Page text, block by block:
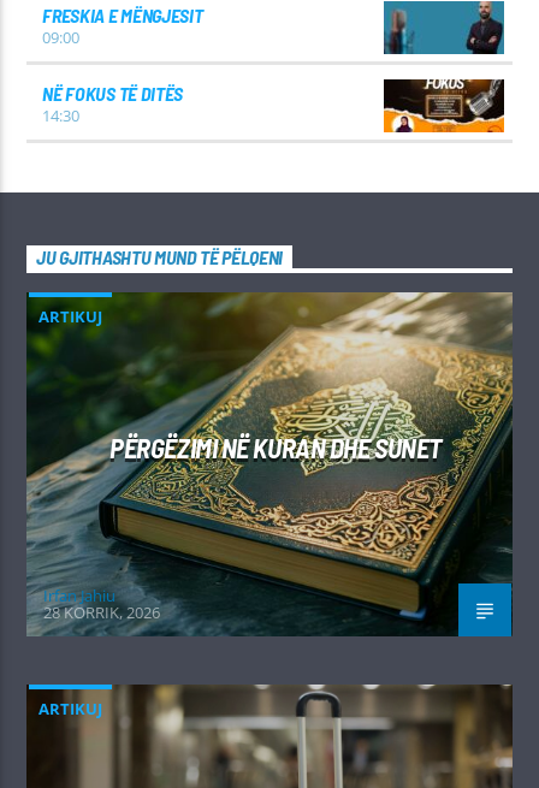
FRESKIA E MËNGJESIT
09:00
NË FOKUS TË DITËS
14:30
JU GJITHASHTU MUND TË PËLQENI
ARTIKUJ
PËRGËZIMI NË KURAN DHE SUNET
Irfan Jahiu
28 KORRIK, 2026
ARTIKUJ